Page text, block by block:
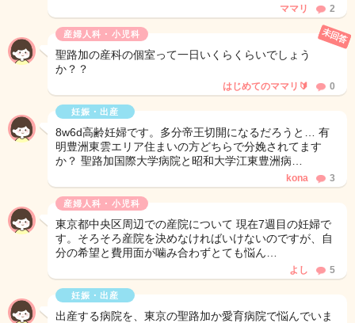
ママリ 2
産婦人科・小児科
聖路加の産科の個室って一日いくらくらいでしょう
か？？
未回答
はじめてのママリ🔰 0
妊娠・出産
8w6d高齢妊婦です。多分帝王切開になるだろうと… 有
明豊洲東雲エリア住まいの方どちらで分娩されてます
か？ 聖路加国際大学病院と昭和大学江東豊洲病…
kona 3
産婦人科・小児科
東京都中央区周辺での産院について 現在7週目の妊婦で
す。そろそろ産院を決めなければいけないのですが、自
分の希望と費用面が噛み合わずとても悩ん…
よし 5
妊娠・出産
出産する病院を、東京の聖路加か愛育病院で悩んでいま